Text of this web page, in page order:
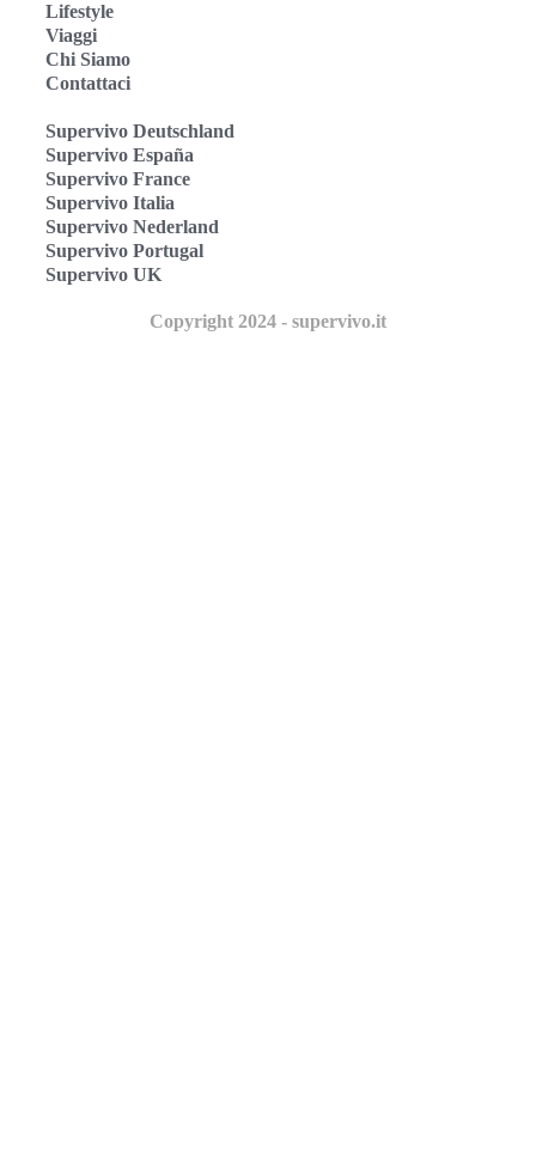
Lifestyle
Viaggi
Chi Siamo
Contattaci
Supervivo Deutschland
Supervivo España
Supervivo France
Supervivo Italia
Supervivo Nederland
Supervivo Portugal
Supervivo UK
Copyright 2024 - supervivo.it